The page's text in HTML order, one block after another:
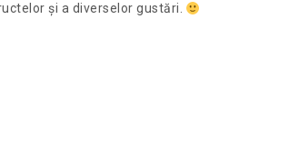
și a diverselor gustări.